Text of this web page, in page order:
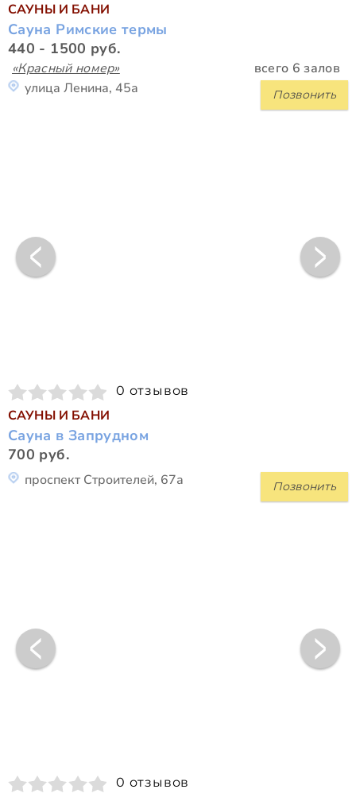
САУНЫ И БАНИ
Сауна Римские термы
440 - 1500 руб.
«Красный номер» всего 6 залов
Позвонить
улица Ленина, 45а
0 отзывов
САУНЫ И БАНИ
Сауна в Запрудном
700 руб.
Позвонить
проспект Строителей, 67а
0 отзывов